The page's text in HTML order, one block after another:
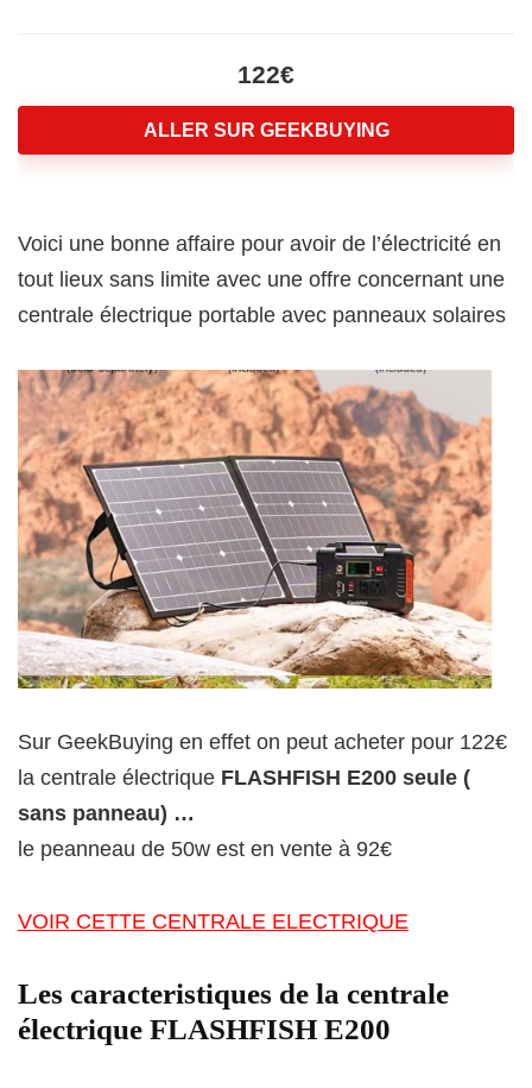
122€
ALLER SUR GEEKBUYING
Voici une bonne affaire pour avoir de l’électricité en
tout lieux sans limite avec une offre concernant une
centrale électrique portable avec panneaux solaires
Sur GeekBuying en effet on peut acheter pour 122€
la centrale électrique FLASHFISH E200 seule (
sans panneau) …
le peanneau de 50w est en vente à 92€
VOIR CETTE CENTRALE ELECTRIQUE
Les caracteristiques de la centrale
électrique FLASHFISH E200